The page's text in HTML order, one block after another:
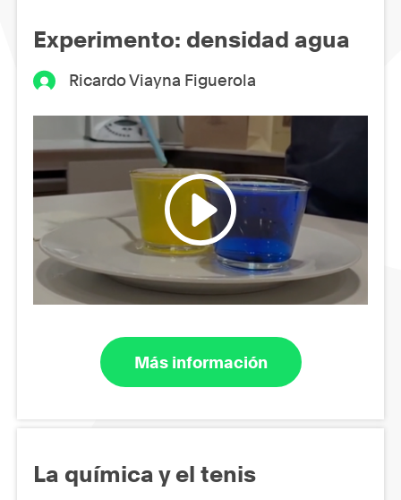
Experimento: densidad agua
Ricardo Viayna Figuerola
Más información
La química y el tenis